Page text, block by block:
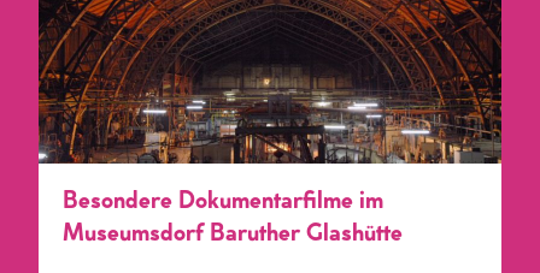
Besondere Dokumentarfilme im
Museumsdorf Baruther Glashütte